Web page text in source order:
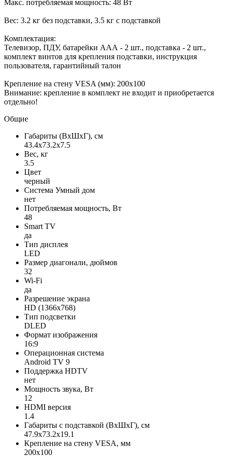
Макс. потребляемая мощность: 48 Вт
Вес: 3.2 кг без подставки, 3.5 кг с подставкой
Комплектация:
Телевизор, ПДУ, батарейки ААА - 2 шт., подставка - 2 шт.,
комплект винтов для крепления подставки, инструкция
пользователя, гарантийный талон
Крепление на стену VESA (мм): 200х100
Внимание: крепление в комплект не входит и приобретается
отдельно!
Общие
Габариты (ВxШxГ), см
43.4x73.2x7.5
Вес, кг
3.5
Цвет
черный
Система Умный дом
нет
Потребляемая мощность, Вт
48
Smart TV
да
Тип дисплея
LED
Размер диагонали, дюймов
32
Wi-Fi
да
Разрешение экрана
HD (1366x768)
Тип подсветки
DLED
Формат изображения
16:9
Операционная система
Android TV 9
Поддержка HDTV
нет
Мощность звука, Вт
12
HDMI версия
1.4
Габариты с подставкой (ВxШxГ), см
47.9x73.2x19.1
Крепление на стену VESA, мм
200x100